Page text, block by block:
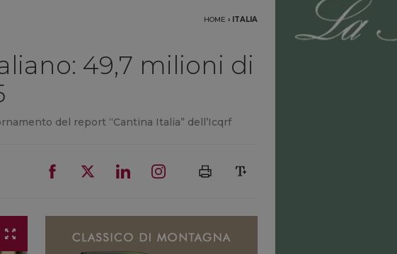
HOME › ITALIA
49,7 milioni di
del report “Cantina Italia” dell’Icqrf